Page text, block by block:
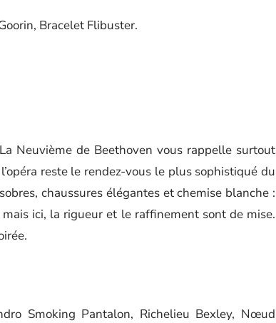
Bracelet Flibuster.
Neuvième de Beethoven vous rappelle surtout
reste le rendez-vous le plus sophistiqué du
chaussures élégantes et chemise blanche :
ici, la rigueur et le raffinement sont de mise.
Smoking Pantalon, Richelieu Bexley, Nœud